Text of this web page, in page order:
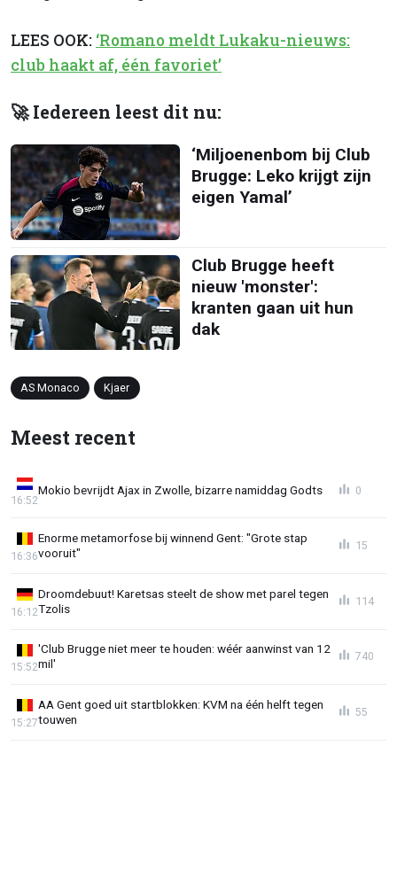
LEES OOK: ‘Romano meldt Lukaku-nieuws:
club haakt af, één favoriet’
🚀 Iedereen leest dit nu:
‘Miljoenenbom bij Club
Brugge: Leko krijgt zijn
eigen Yamal’
Club Brugge heeft
nieuw 'monster':
kranten gaan uit hun
dak
AS Monaco Kjaer
Meest recent
Mokio bevrijdt Ajax in Zwolle, bizarre namiddag Godts
16:52
0
Enorme metamorfose bij winnend Gent: "Grote stap
vooruit"
16:36
15
Droomdebuut! Karetsas steelt de show met parel tegen
Tzolis
16:12
114
'Club Brugge niet meer te houden: wéér aanwinst van 12
mil'
15:52
740
AA Gent goed uit startblokken: KVM na één helft tegen
touwen
15:27
55